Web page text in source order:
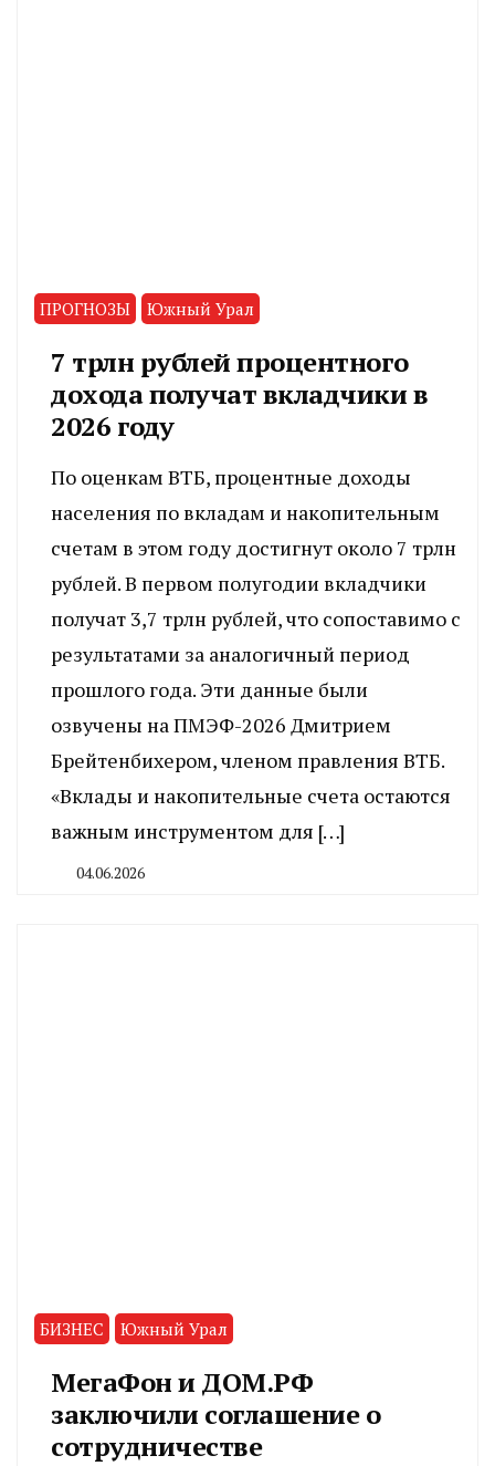
ПРОГНОЗЫ Южный Урал
7 трлн рублей процентного
дохода получат вкладчики в
2026 году
По оценкам ВТБ, процентные доходы
населения по вкладам и накопительным
счетам в этом году достигнут около 7 трлн
рублей. В первом полугодии вкладчики
получат 3,7 трлн рублей, что сопоставимо с
результатами за аналогичный период
прошлого года. Эти данные были
озвучены на ПМЭФ-2026 Дмитрием
Брейтенбихером, членом правления ВТБ.
«Вклады и накопительные счета остаются
важным инструментом для […]
04.06.2026
БИЗНЕС Южный Урал
МегаФон и ДОМ.РФ
заключили соглашение о
сотрудничестве